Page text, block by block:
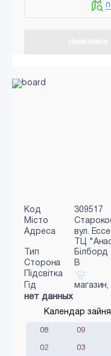
Код
309517
Місто
Адреса
вул.
ТЦ
Тип
Білборд
Сторона
B
Підсвітка
Гід
нет данных
Календар
08 09
02 03